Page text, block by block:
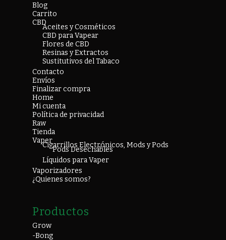
Blog
Carrito
CBD
Aceites y Cosméticos
CBD para Vapear
Flores de CBD
Resinas y Extractos
Sustitutivos del Tabaco
Contacto
Envíos
Finalizar compra
Home
Mi cuenta
Política de privacidad
Raw
Tienda
Vaper
Cigarrillos Electrónicos, Mods y Pods
Pods Desechables
Líquidos para Vaper
Vaporizadores
¿Quienes somos?
Productos
Grow
-Bong